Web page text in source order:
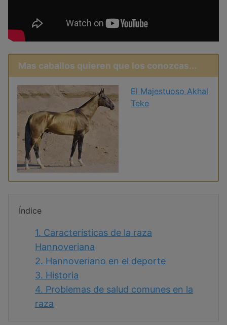
Mas caballos quieren que los conozcas...
El Majestuoso Akhal
Teke
Índice
1. Características de la raza
Hannoveriana
2. Hannoveriano en el deporte
3. Historia
4. Problemas de salud comunes en la
raza